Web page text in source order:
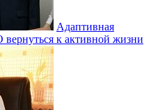
Адаптивная
к активной жизни